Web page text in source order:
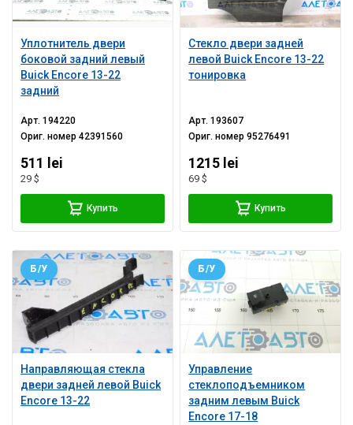
Уплотнитель двери
боковой задний левый
Buick Encore 13-22
задний
Арт.194220
Ориг. номер42391560
511 lei
29 $
Купить
Стекло двери задней
левой Buick Encore 13-22
тонировка
Арт.193607
Ориг. номер95276491
1215 lei
69 $
Купить
Направляющая стекла
двери задней левой Buick
Encore 13-22
Б/У
Управление
стеклоподъемником
задним левым Buick
Encore 17-18
Б/У